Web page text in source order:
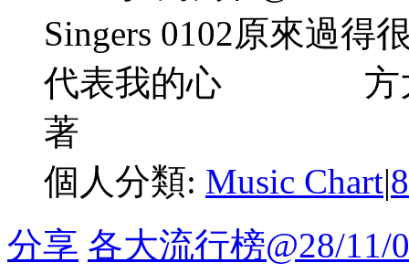
Singers 0102原來
代表我的心 方大
著 謝安琪
個人分類: Music Chart|
分享 各大流行榜@28/11/